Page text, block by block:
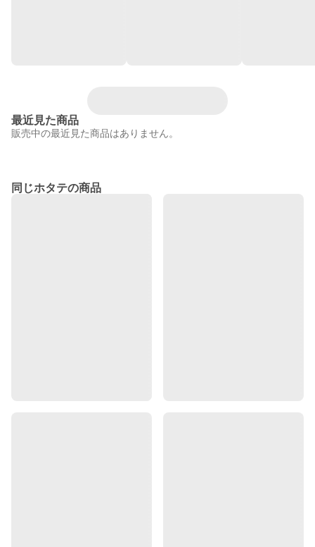
最近見た商品
販売中の最近見た商品はありません。
同じホタテの商品